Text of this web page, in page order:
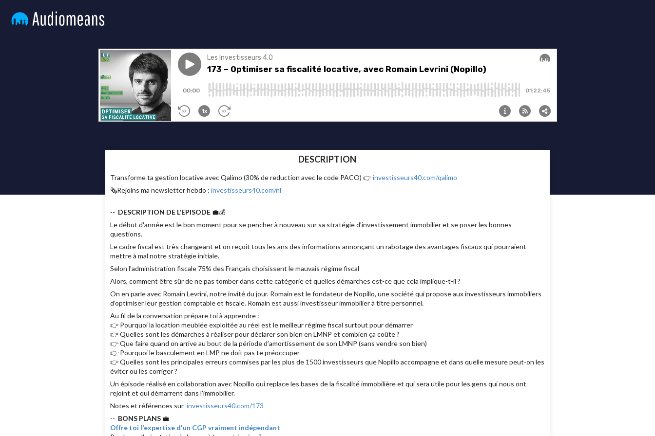
DESCRIPTION
Transforme ta gestion locative avec Qalimo (30% de reduction avec le code PACO) 👉investisseurs40.com/qalimo
🗞Rejoins ma newsletter hebdo : investisseurs40.com/nl
-- DESCRIPTION DE L'EPISODE 💼💰
Le début d'année est le bon moment pour se pencher à nouveau sur sa stratégie d’investissement immobilier et se poser les bonnes
questions.
Le cadre fiscal est très changeant et on reçoit tous les ans des informations annonçant un rabotage des avantages fiscaux qui pourraient
mettre à mal notre stratégie initiale.
Selon l’administration fiscale 75% des Français choisissent le mauvais régime fiscal
Alors, comment être sûr de ne pas tomber dans cette catégorie et quelles démarches est-ce que cela implique-t-il ?
On en parle avec Romain Levrini, notre invité du jour. Romain est le fondateur de Nopillo, une société qui propose aux investisseurs immobiliers
d’optimiser leur gestion comptable et fiscale. Romain est aussi investisseur immobilier à titre personnel.
Au fil de la conversation prépare toi à apprendre :
👉 Pourquoi la location meublée exploitée au réel est le meilleur régime fiscal surtout pour démarrer
👉 Quelles sont les démarches à réaliser pour déclarer son bien en LMNP et combien ça coûte ?
👉 Que faire quand on arrive au bout de la période d’amortissement de son LMNP (sans vendre son bien)
👉 Pourquoi le basculement en LMP ne doit pas te préoccuper
👉 Quelles sont les principales erreurs commises par les plus de 1500 investisseurs que Nopillo accompagne et dans quelle mesure peut-on les
éviter ou les corriger ?
Un épisode réalisé en collaboration avec Nopillo qui replace les bases de la fiscalité immobilière et qui sera utile pour les gens qui nous ont
rejoint et qui démarrent dans l’immobilier.
Notes et références sur investisseurs40.com/173
-- BONS PLANS 💼
Offre toi l'expertise d'un CGP vraiment indépendant